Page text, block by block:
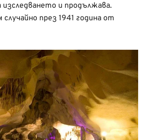
изследването и продължава.
през 1941 година от